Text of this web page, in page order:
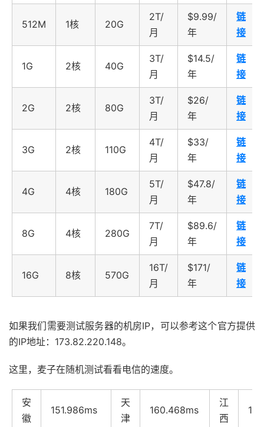
512M 1核 20G
2T/
月
$9.99/
年
链
接
1G 2核 40G
3T/
月
$14.5/
年
链
接
2G 2核 80G
3T/
月
$26/
年
链
接
3G 2核 110G
4T/
月
$33/
年
链
接
4G 4核 180G
5T/
月
$47.8/
年
链
接
8G 4核 280G
7T/
月
$89.6/
年
链
接
16G 8核 570G
16T/
月
$171/
年
链
接
如果我们需要测试服务器的机房IP，可以参考这个官方提供
的IP地址：173.82.220.148。
这里，麦子在随机测试看看电信的速度。
安
徽
151.986ms
天
津
160.468ms
江
西